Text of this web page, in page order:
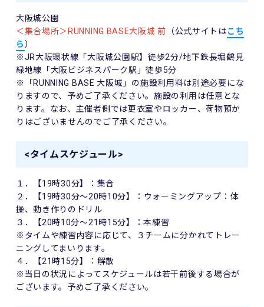
大阪城公園
＜集合場所＞ RUNNING BASE大阪城 前 （公式サイトはこち
ら ）
※JR大阪環状線「大阪城公園駅】徒歩2分/地下鉄長堀鶴見
緑地線「大阪ビジネスパーク駅」徒歩5分
※「 RUNNING BASE大阪城」の施設利用料は別途必要にな
りますので、予めご了承ください。施設の利用は任意とな
ります。なお、主催者側では更衣室やロッカー、荷物預か
りはございませんのでご了承ください。
<タイムスケジュール>
１．【19時30分】：集合
２．【19時30分～20時10分】：ウォーミングアップ：体
操、動き作りのドリル
３．【20時10分～21 時15分】：本練習
※タイムや練習内容に応じて、３チームに分かれてトレー
ニングしてまいります。
４．【21 時15分】：解散
※当日の状況によってスケジュールは若干前後する場合が
ございます。予めご了承ください。